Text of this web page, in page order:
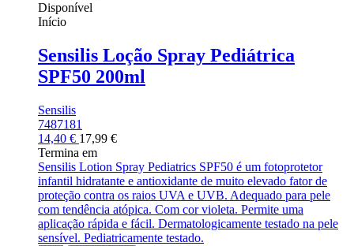
Disponível
Início
Sensilis Loção Spray Pediátrica
SPF50 200ml
Sensilis
7487181
14,40 € 17,99 €
Termina em
Sensilis Lotion Spray Pediatrics SPF50 é um fotoprotetor
infantil hidratante e antioxidante de muito elevado fator de
proteção contra os raios UVA e UVB. Adequado para pele
com tendência atópica. Com cor violeta. Permite uma
aplicação rápida e fácil. Dermatologicamente testado na pele
sensível. Pediatricamente testado.